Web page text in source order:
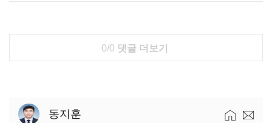
0/0 댓글 더보기
동지훈